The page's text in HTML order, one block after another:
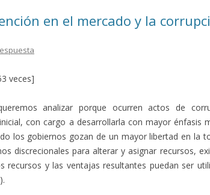
en el mercado y la
veces]
analizar porque ocurren actos de
con cargo a desarrollarla con mayor énfasis
los gobiernos gozan de un mayor libertad en la
discrecionales para alterar y asignar recursos,
recursos y las ventajas resultantes puedan ser